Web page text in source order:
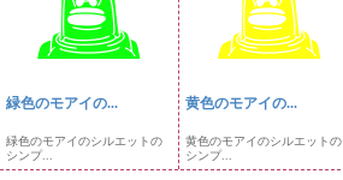
緑色のモアイの...
緑色のモアイのシルエットの
シンプ...
黄色のモアイの...
黄色のモアイのシルエットの
シンプ...